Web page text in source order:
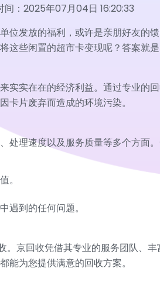
间：2025年07月04日 16:20:33
发放的福利，或许是亲朋好友的
这些闲置的超市卡变现呢？答案就
实在在的经济利益。通过专业的
片废弃而造成的环境污染。
理速度以及服务质量等多个方面
。
遇到的任何问题。
京回收凭借其专业的服务团队、
为您提供满意的回收方案。